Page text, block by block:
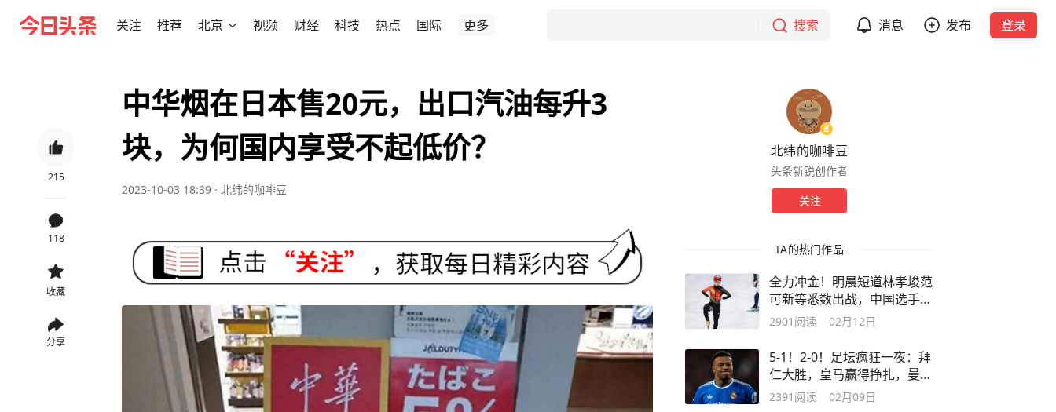
关注 推荐 北京 视频 财经 科技 热点 国际 更多 搜索 消息 发布 登录
215
118
收藏
分享
中华烟在日本售20元，出口汽油每升3
块，为何国内享受不起低价？
2023-10-03 18:39 · 北纬的咖啡豆
北纬的咖啡豆
头条新锐创作者
关注
TA的热门作品
全力冲金！明晨短道林孝埈范
可新等悉数出战，中国选手分
组出炉
2901 阅读 02月12日
5-1！2-0！足坛疯狂一夜：拜
仁大胜，皇马赢得挣扎，曼城
没掉链子
2391 阅读 02月09日